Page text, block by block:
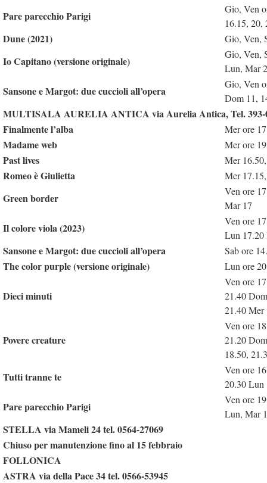
Pare parecchio Parigi
Gio, Ven
16.15, 20,
Dune (2021) Gio, Ven,
Io Capitano (versione originale)
Gio, Ven,
Lun, Mar
Sansone e Margot: due cuccioli all’opera
Gio, Ven
Dom 11,
MULTISALA AURELIA ANTICA via Aurelia Antica, Tel. 393-
Finalmente l’alba
Mer ore
Madame web Mer ore
Past lives Mer
Romeo è Giulietta Mer
Green border
Ven ore
Mar 17
Il colore viola (2023)
Ven ore
Lun 17.20
Sansone e Margot: due cuccioli all’opera Sab ore
The color purple (versione originale) Lun ore 20
Dieci minuti
Ven ore
21.40
21.40 Mer
Povere creature
Ven ore
21.20
18.50,
Tutti tranne te
Ven ore
20.30 Lun
Pare parecchio Parigi
Ven ore
Lun, Mar
STELLA via Mameli 24 tel. 0564-27069
Chiuso per manutenzione fino al 15febbraio
FOLLONICA
ASTRA via della Pace 34 tel. 0566-53945